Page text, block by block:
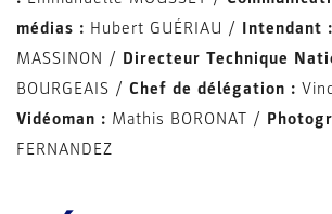
médias : Hubert GUÉRIAU / Intendant :
MASSINON / Directeur Technique
BOURGEAIS / Chef de délégation :
Vidéoman : Mathis BORONAT /
FERNANDEZ